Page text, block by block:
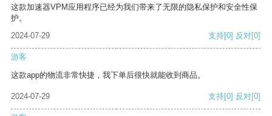
这款加速器VPM应用程序已经为我们带来了无限的隐私保护和安全性保
护。
2024-07-29
支持[0] 反对[0]
游客
这款app的物流非常快捷，我下单后很快就能收到商品。
2024-07-29 支持[0] 反对[0]